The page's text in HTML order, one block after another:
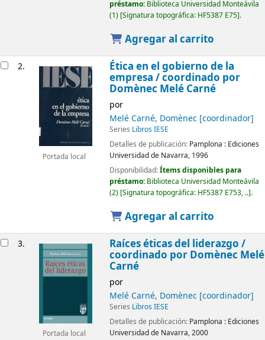
préstamo: Biblioteca Universidad Monteávila
(1) Signatura topográfica: HF5387 E75 .
Agregar al carrito
2.
Portada local
Ética en el gobierno de la
empresa /coordinado por
Domènec Melé Carné
por
Melé Carné, Domènec[coordinador]
Series Libros IESE
Detalles de publicación: Pamplona : Ediciones
Universidad de Navarra, 1996
Disponibilidad:Ítems disponibles para
préstamo: Biblioteca Universidad Monteávila
(2) Signatura topográfica: HF5387 E753, .. .
Agregar al carrito
3.
Portada local
Raíces éticas del liderazgo /
coordinado por Domènec Melé
Carné
por
Melé Carné, Domènec[coordinador]
Series Libros IESE
Detalles de publicación: Pamplona : Ediciones
Universidad de Navarra,2000